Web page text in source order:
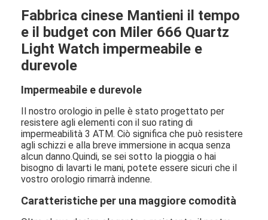
Fabbrica cinese Mantieni il tempo
e il budget con Miler 666 Quartz
Light Watch impermeabile e
durevole
Impermeabile e durevole
Il nostro orologio in pelle è stato progettato per
resistere agli elementi con il suo rating di
impermeabilità 3 ATM. Ciò significa che può resistere
agli schizzi e alla breve immersione in acqua senza
alcun danno.Quindi, se sei sotto la pioggia o hai
bisogno di lavarti le mani, potete essere sicuri che il
vostro orologio rimarrà indenne.
Caratteristiche per una maggiore comodità